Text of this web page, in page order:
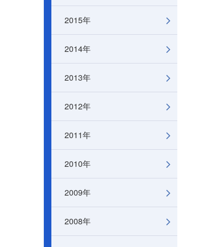
2015年
2014年
2013年
2012年
2011年
2010年
2009年
2008年